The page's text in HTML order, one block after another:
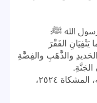
الله ﷺ:
يَنْفِيَانِ الفَقْرَ
والذَّهَبِ والفِضَّةِ
.
(حسن صحيح) - المصدر نفسه، المشكاة ٢٥٢٤،